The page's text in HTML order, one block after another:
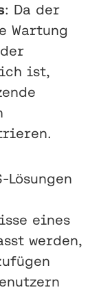
: Da der
Wartung
ist,
Lösungen
eines
werden,